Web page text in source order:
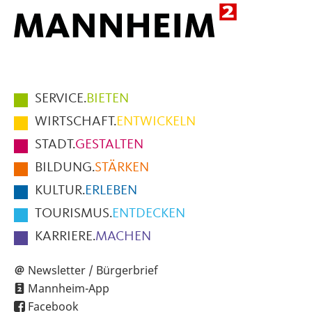
Hauptmenüpunkte
im
Fußbereich
der
Seite
SERVICE.BIETEN
WIRTSCHAFT.ENTWICKELN
STADT.GESTALTEN
BILDUNG.STÄRKEN
KULTUR.ERLEBEN
TOURISMUS.ENTDECKEN
KARRIERE.MACHEN
Newsletter / Bürgerbrief
Mannheim-App
Facebook